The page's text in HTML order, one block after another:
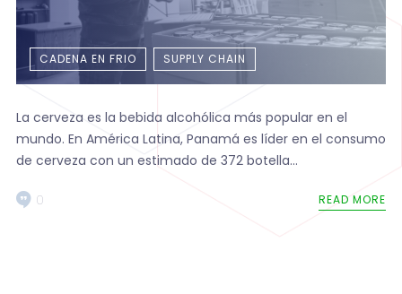
CADENA EN FRIO SUPPLY CHAIN
La cerveza es la bebida alcohólica más popular en el
mundo. En América Latina, Panamá es líder en el consumo
de cerveza con un estimado de 372 botella...
READ MORE
0